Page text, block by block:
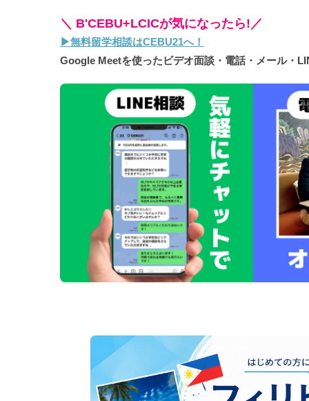
＼ B'CEBU+LCICが気になったら!／
▶︎無料留学相談はCEBU21へ！
Google Meetを使ったビデオ面談・電話・メール・